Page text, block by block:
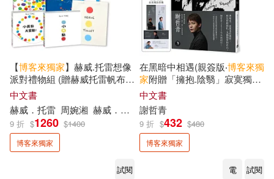
高京希(2) 高橋葉介(2)
黃信恩(2) 黃大米(2)
黃寶凜(2) 黃靖時(2)
黃麗群(2)
4Samantha(1)
【博客來獨家】赫威.托雷想像
派對禮物組 (贈赫威托雷帆布
袋)
中文書
赫威．托雷 周婉湘 赫威．托雷（Hervé Tullet）
9 折 $1260 $1400
博客來獨家
試閱
在黑暗中相遇(親簽版‧博客來獨
家附贈「擁抱.陰翳」寂寞獨語
書籤)
中文書
謝哲青
9 折 $432 $480
博客來獨家
電 試閱